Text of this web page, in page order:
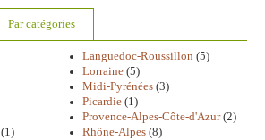
Par catégories
(1)
Languedoc-Roussillon (5)
Lorraine (5)
Midi-Pyrénées (3)
Picardie (1)
Provence-Alpes-Côte-d'Azur(2)
Rhône-Alpes (8)